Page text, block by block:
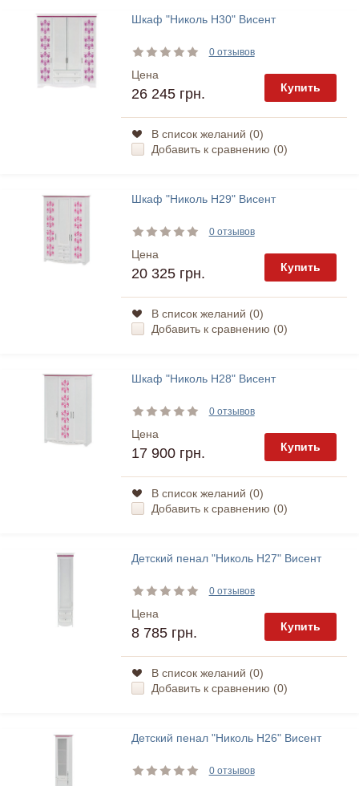
Шкаф "Николь Н30" Висент
0 отзывов
Цена
26 245 грн. Купить
В список желаний (0)
Добавить к сравнению (0)
Шкаф "Николь Н29" Висент
0 отзывов
Цена
20 325 грн. Купить
В список желаний (0)
Добавить к сравнению (0)
Шкаф "Николь Н28" Висент
0 отзывов
Цена
17 900 грн. Купить
В список желаний (0)
Добавить к сравнению (0)
Детский пенал "Николь Н27" Висент
0 отзывов
Цена
8 785 грн. Купить
В список желаний (0)
Добавить к сравнению (0)
Детский пенал "Николь Н26" Висент
0 отзывов